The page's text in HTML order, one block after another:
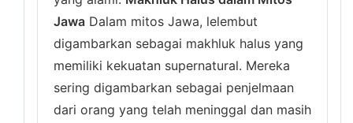
Jawa Dalam mitos Jawa, lelembut
digambarkan sebagai makhluk halus yang
memiliki kekuatan supernatural. Mereka
sering digambarkan sebagai penjelmaan
dari orang yang telah meninggal dan masih